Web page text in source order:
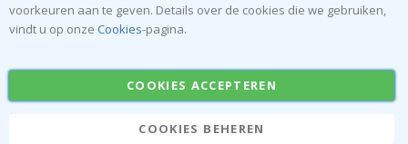
Naamstickers
Muurstickers
Tegelstickers
Stickers
Plakfolie
voorkeuren aan te geven. Details over de cookies die we gebruiken,
vindt u op onze Cookies-pagina.
COOKIES ACCEPTEREN
COOKIES BEHEREN